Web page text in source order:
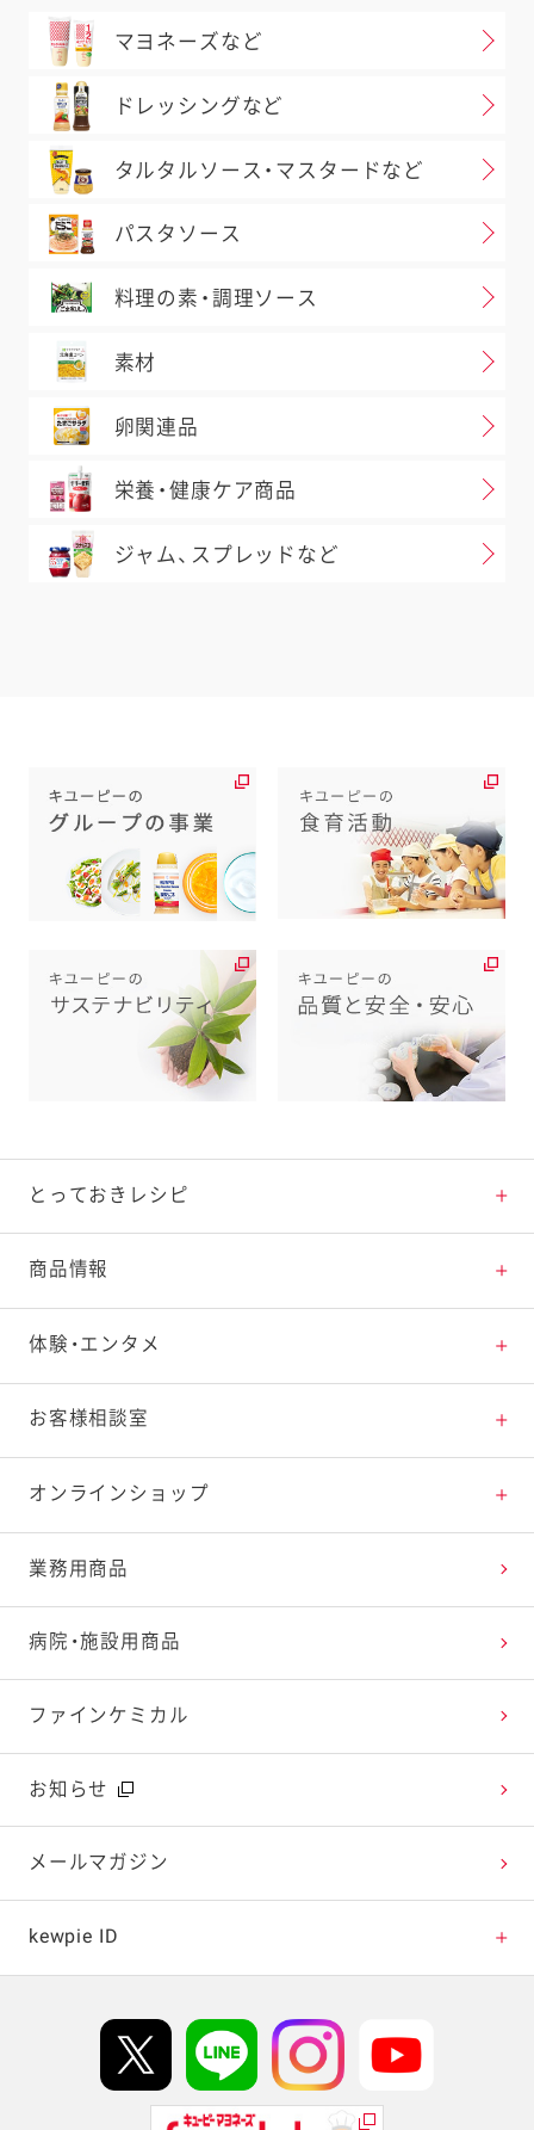
マヨネーズなど
ドレッシングなど
タルタルソース・マスタードなど
パスタソース
料理の素・調理ソース
素材
卵関連品
栄養・健康ケア商品
ジャム、スプレッドなど
とっておきレシピ
とっておきレシピトップ
素材の知識
料理の基本
特集レシピ
レシピランキング
レシピ動画
今日のレシピギャラリー
商品情報
商品情報トップ
新商品・リニューアル品一覧
販売終了商品一覧
体験・エンタメ
体験・エンタメトップ
マヨテラス（見学施設）
オープンキッチン（工場見学）
深谷テラス ヤサイな仲間たちファーム
おたのしみコンテンツ
広告ギャラリー
テレビ・ラジオ
キャンペーン・イベント
お客様相談室
お客様相談室トップ
よくお寄せいただくご質問
お客様の声を活かしました
オンラインショップ
Qummy
キユーピーウエルネス
業務用商品
病院・施設用商品
ファインケミカル
お知らせ
メールマガジン
kewpie ID
Hi! kewpieについて